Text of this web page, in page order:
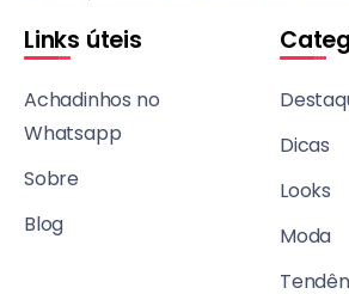
Links úteis
Achadinhos no
Whatsapp
Sobre
Blog
Dicas
Looks
Moda